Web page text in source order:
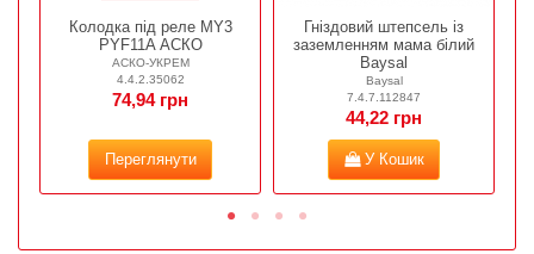
Колодка під реле МY3
PYF11A АСКО
АСКО-УКРЕМ
4.4.2.35062
74,94 грн
Переглянути
Гніздовий штепсель із
заземленням мама білий
Baysal
Baysal
7.4.7.112847
44,22 грн
У Кошик